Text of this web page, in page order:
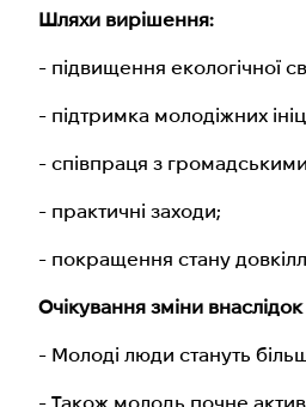
Шляхи вирішення:
- підвищення екологічної
- підтримка молодіжних
- співпраця з
- практичні заходи;
- покращення стану
Очікування зміни внаслідок
- Молоді люди стануть
- Також молодь почне